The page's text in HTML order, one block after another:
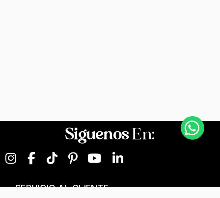
SiguenosEn:
SERVICIO AL CLIENTE